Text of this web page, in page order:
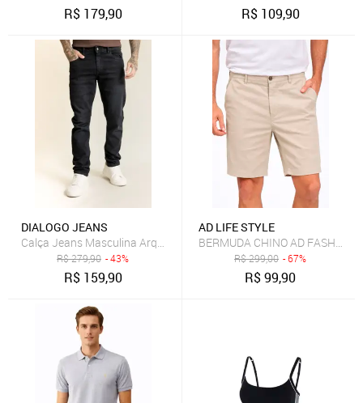
R$ 179,90 R$ 109,90
DIALOGO JEANS
Calça Jeans Masculina Arqueada Preta com Elastano Dialogo Preto
R$279,90 - 43%
R$ 159,90
AD LIFE STYLE
BERMUDA CHINO AD FASHION
R$299,00 - 67%
R$99,90